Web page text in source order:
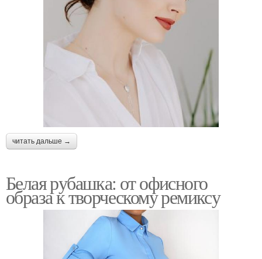
читать дальше →
Белая рубашка: от офисного
образа к творческому ремиксу